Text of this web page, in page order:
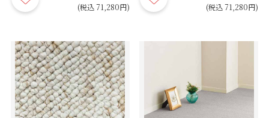
(税込 71,280円) (税込 71,280円)